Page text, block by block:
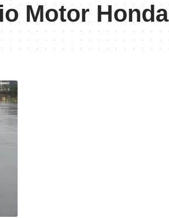
Motor Honda